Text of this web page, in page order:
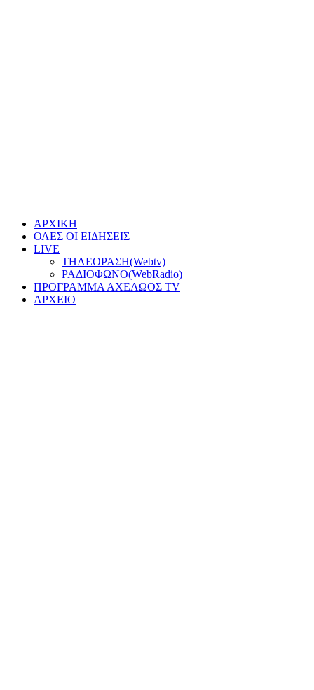
ΑΡΧΙΚΗ
ΟΛΕΣ ΟΙ ΕΙΔΗΣΕΙΣ
LIVE
ΤΗΛΕΟΡΑΣΗ(Webtv)
ΡΑΔΙΟΦΩΝΟ(WebRadio)
ΠΡΟΓΡΑΜΜΑ ΑΧΕΛΩΟΣ TV
ΑΡΧΕΙΟ